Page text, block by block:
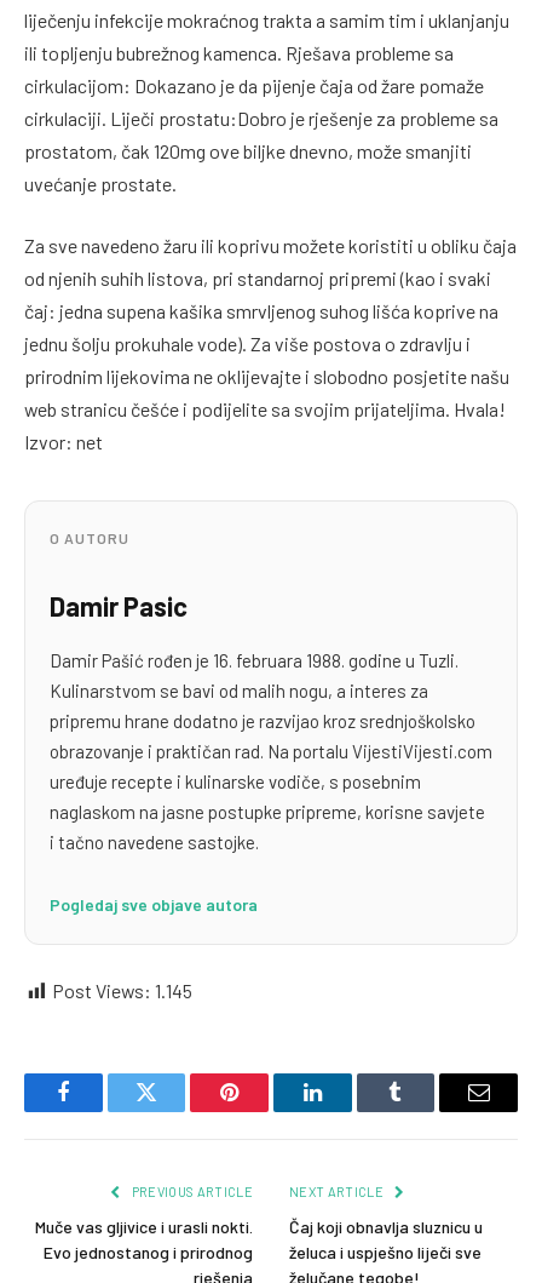
liječenju infekcije mokraćnog trakta a samim tim i uklanjanju
ili topljenju bubrežnog kamenca. Rješava probleme sa
cirkulacijom: Dokazano je da pijenje čaja od žare pomaže
cirkulaciji. Liječi prostatu:Dobro je rješenje za probleme sa
prostatom, čak 120mg ove biljke dnevno, može smanjiti
uvećanje prostate.
Za sve navedeno žaru ili koprivu možete koristiti u obliku čaja
od njenih suhih listova, pri standarnoj pripremi (kao i svaki
čaj: jedna supena kašika smrvljenog suhog lišća koprive na
jednu šolju prokuhale vode). Za više postova o zdravlju i
prirodnim lijekovima ne oklijevajte i slobodno posjetite našu
web stranicu češće i podijelite sa svojim prijateljima. Hvala!
Izvor: net
O AUTORU
Damir Pasic
Damir Pašić rođen je 16. februara 1988. godine u Tuzli.
Kulinarstvom se bavi od malih nogu, a interes za
pripremu hrane dodatno je razvijao kroz srednjoškolsko
obrazovanje i praktičan rad. Na portalu VijestiVijesti.com
uređuje recepte i kulinarske vodiče, s posebnim
naglaskom na jasne postupke pripreme, korisne savjete
i tačno navedene sastojke.
Pogledaj sve objave autora
Post Views: 1.145
FacebookTwitter Pinterest LinkedInTumblr Email
PREVIOUS ARTICLE
Muče vas gljivice i urasli nokti.
Evo jednostanog i prirodnog
rješenja
NEXT ARTICLE
Čaj koji obnavlja sluznicu u
želuca i uspješno liječi sve
želučane tegobe!